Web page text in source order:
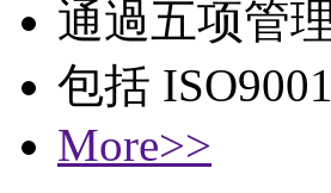
通過五项管
包括
More>>